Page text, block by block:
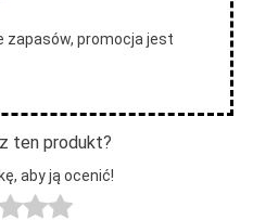
zapasów, promocja jest
ten produkt?
aby ją ocenić!